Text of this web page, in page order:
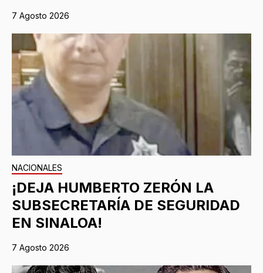
7 Agosto 2026
NACIONALES
¡DEJA HUMBERTO ZERÓN LA
SUBSECRETARÍA DE SEGURIDAD
EN SINALOA!
7 Agosto 2026